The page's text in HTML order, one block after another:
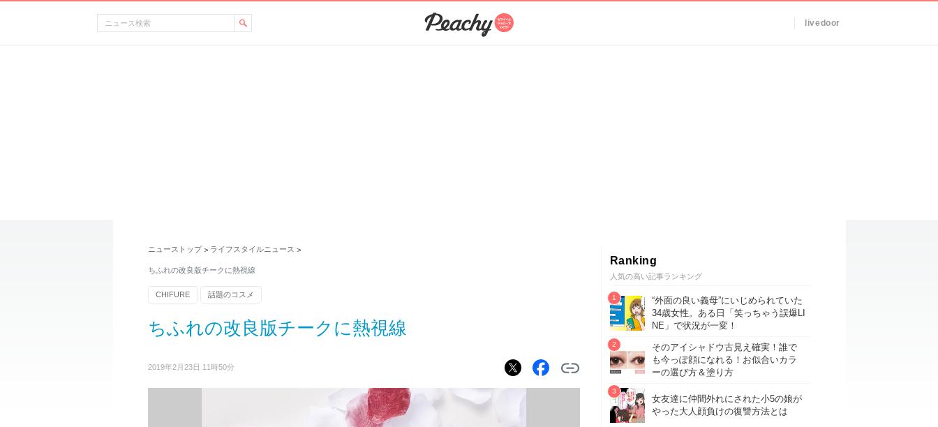
livedoor
ニューストップ > ライフスタイルニュース >
ちふれの改良版チークに熱視線
CHIFURE 話題のコスメ
ちふれの改良版チークに熱視線
2019年2月23日 11時50分
Ranking
人気の高い記事ランキング
“外面の良い義母”にいじめられていた
34歳女性。ある日「笑っちゃう誤爆LI
NE」で状況が一変！
そのアイシャドウ古見え確実！誰で
も今っぽ顔になれる！お似合いカラ
ーの選び方＆塗り方
女友達に仲間外れにされた小5の娘が
やった大人顔負けの復讐方法とは